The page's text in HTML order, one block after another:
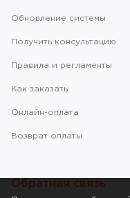
Обновление системы
Получить консультацию
Правила и регламенты
Как заказать
Онлайн-оплата
Возврат оплаты
Обратная связь